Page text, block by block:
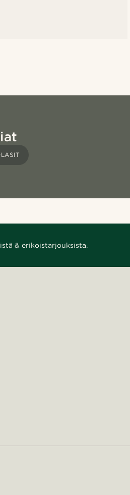
& erikoistarjouksista.